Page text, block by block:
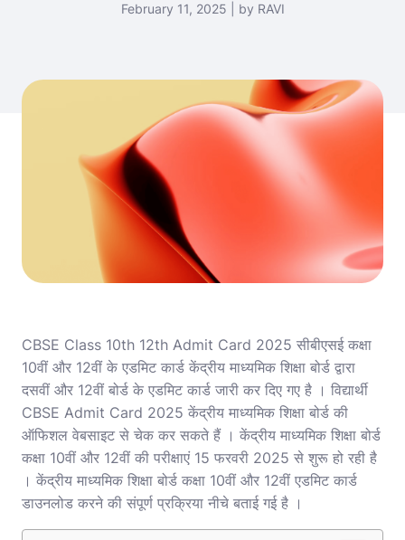
February 11, 2025 | by RAVI
CBSE Class 10th 12th Admit Card 2025 सीबीएसई कक्षा
10वीं और 12वीं के एडमिट कार्ड केंद्रीय माध्यमिक शिक्षा बोर्ड द्वारा
दसवीं और 12वीं बोर्ड के एडमिट कार्ड जारी कर दिए गए है । विद्यार्थी
CBSE Admit Card 2025 केंद्रीय माध्यमिक शिक्षा बोर्ड की
ऑफिशल वेबसाइट से चेक कर सकते हैं । केंद्रीय माध्यमिक शिक्षा बोर्ड
कक्षा 10वीं और 12वीं की परीक्षाएं 15 फरवरी 2025 से शुरू हो रही है
। केंद्रीय माध्यमिक शिक्षा बोर्ड कक्षा 10वीं और 12वीं एडमिट कार्ड
डाउनलोड करने की संपूर्ण प्रक्रिया नीचे बताई गई है ।